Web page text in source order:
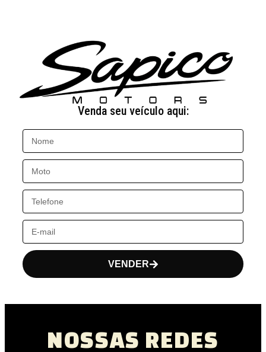
Venda seu veículo aqui:
VENDER
NOSSAS REDES